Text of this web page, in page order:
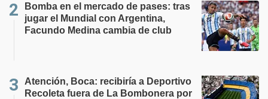
Bomba en el mercado de pases: tras
jugar el Mundial con Argentina,
Facundo Medina cambia de club
Atención, Boca: recibiría a Deportivo
Recoleta fuera de La Bombonera por